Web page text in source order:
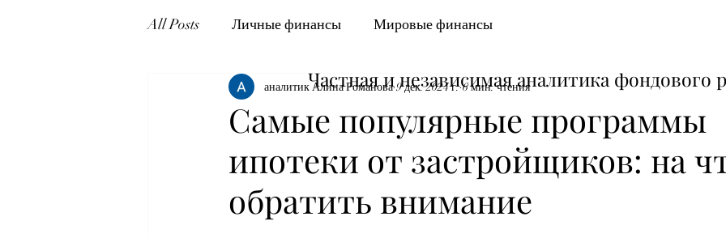
All Posts Личные финансы Мировые финансы
Самые популярные программы
ипотеки от застройщиков: на
обратить внимание
аналитик Алина Романова 9 дек. 2024 г. 6 мин. чтения
Частная и независимая аналитика фондового